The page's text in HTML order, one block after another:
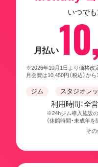
いつでも
月払い
※2026年10月1日より価格改
月会費は10,450円（税込）か
ジム スタジオレ
利用時間：全
※24hジム導入施設の
（休館時間・未成年を
そ